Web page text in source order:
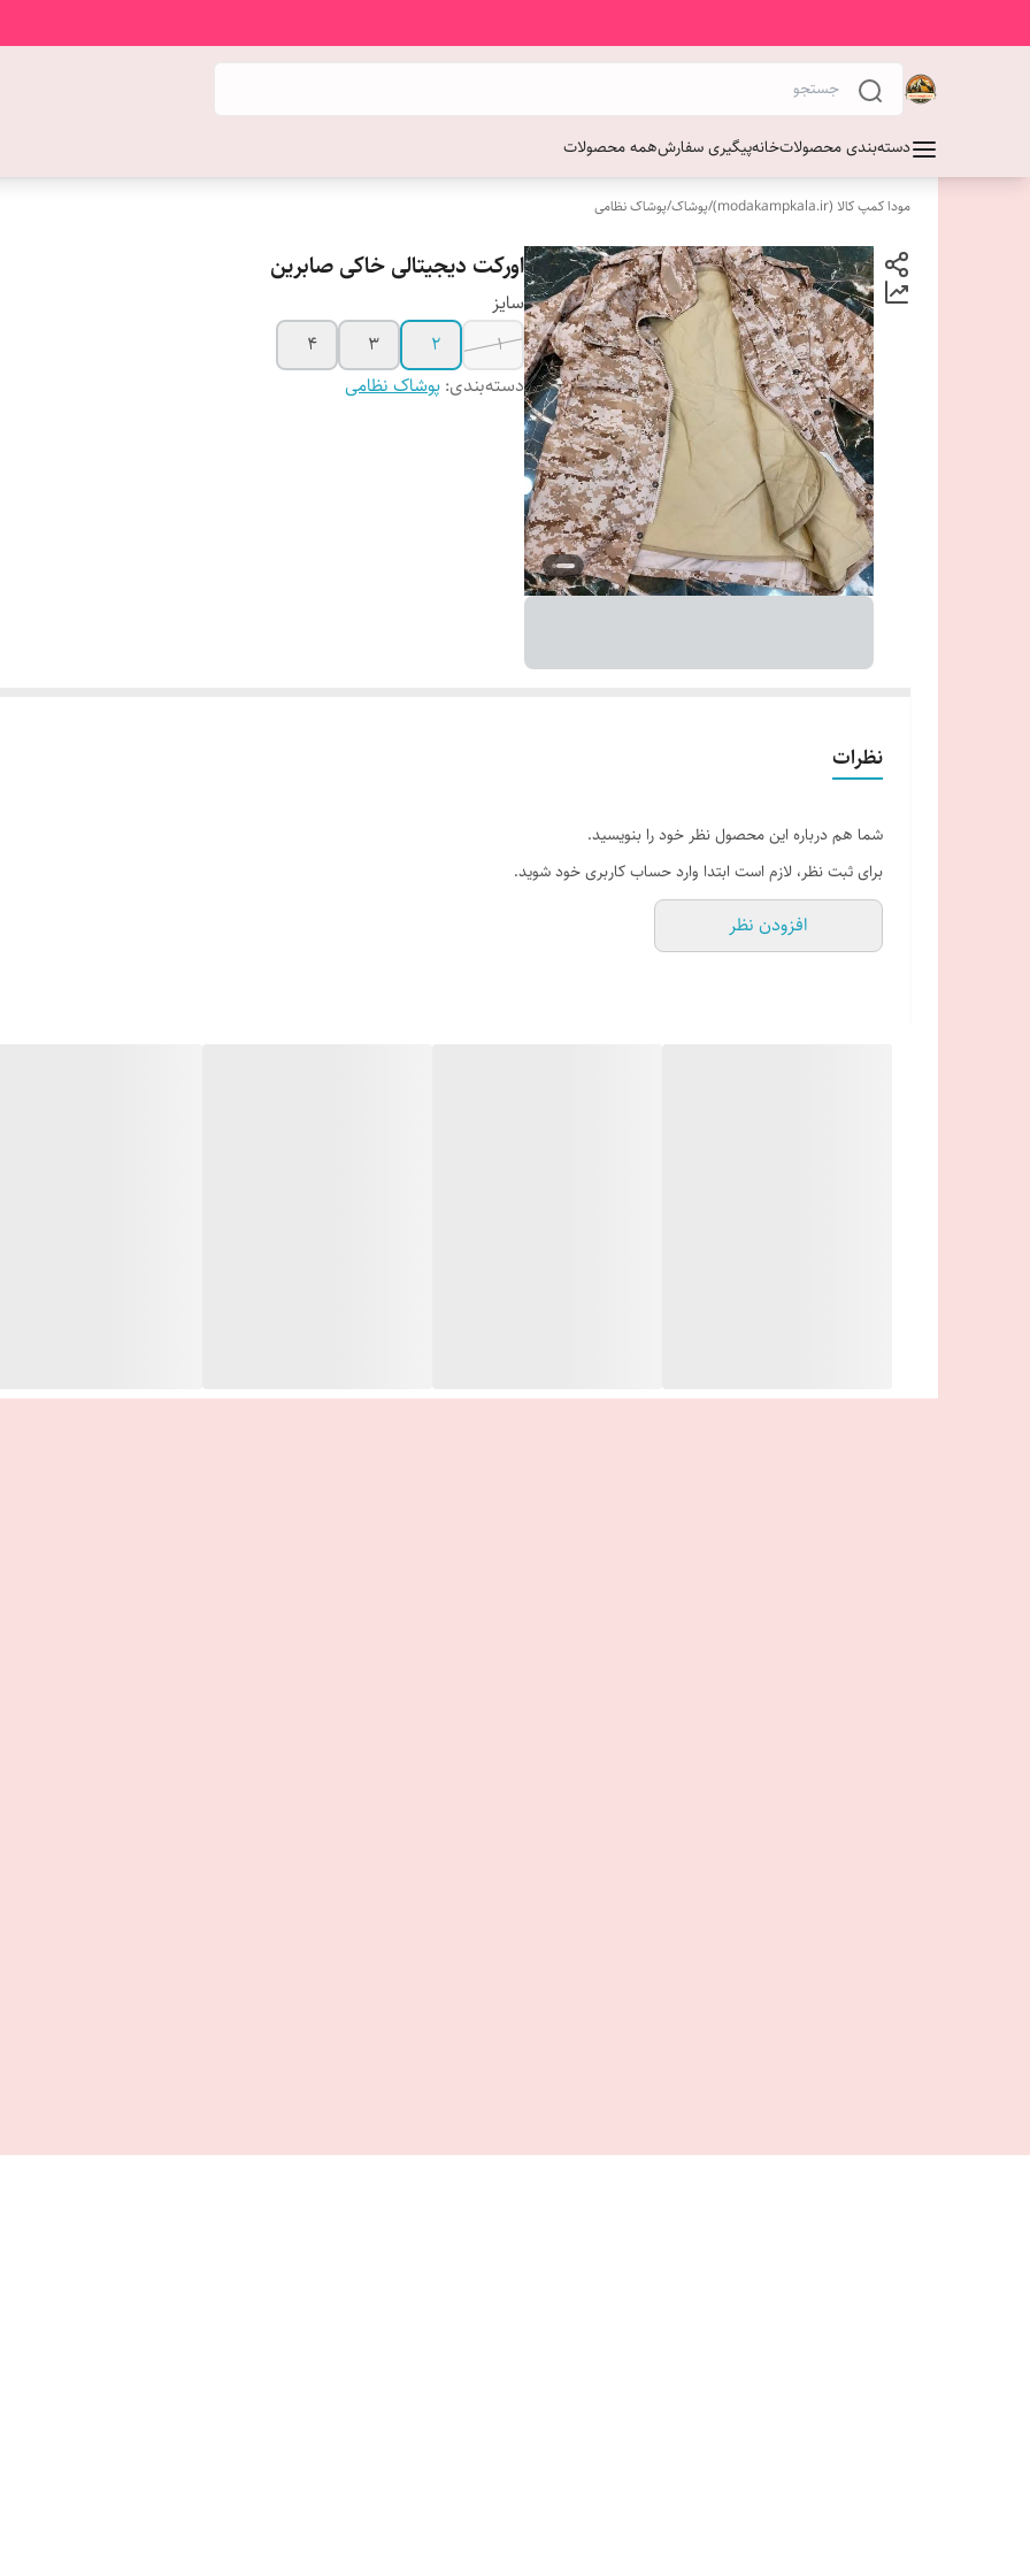
دسته‌بندی محصولاتخانهپیگیری سفارشهمه محصولات
مودا کمپ کالا (modakampkala.ir) /پوشاک/پوشاک نظامی
اورکت دیجیتالی خاکی صابرین
سایز
1
2
3
4
دسته‌بندی: پوشاک نظامی
نظرات
شما هم درباره این محصول نظر خود را بنویسید.
برای ثبت نظر، لازم است ابتدا وارد حساب کاربری خود شوید.
افزودن نظر